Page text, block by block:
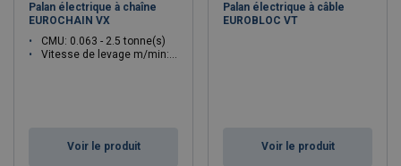
Palan électrique à chaîne
EUROCHAIN VX
CMU: 0.063 - 2.5 tonne(s)
Vitesse de levage m/min: 1 - 16
Voir le produit
Palan électrique à câble
EUROBLOC VT
Voir le produit